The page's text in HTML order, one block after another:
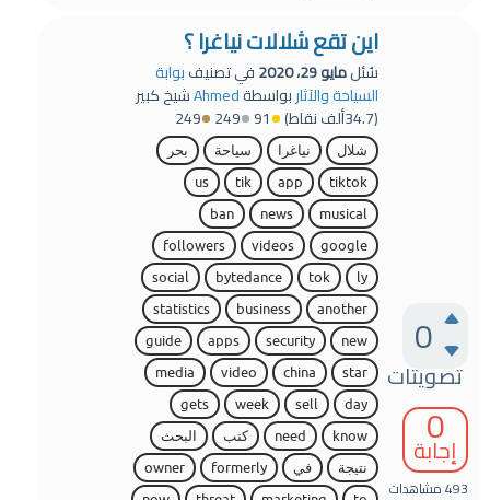
0
تصويتات
0
إجابة
493مشاهدات
اين تقع شلالات نياغرا ؟
سُئلمايو 29، 2020 في تصنيفبوابة
السياحة والآثاربواسطةAhmedشيخ كبير
(34.7ألف نقاط) 91
249
249
شلال نياغرا سياحة
بحر
tiktok
app
tik
us
musical
news
ban
google
videos
followers
ly
tok
bytedance
social
another
business
statistics
new
security
apps
guide
star
china
video
media
day
sell
week
gets
know
need كتب
البحث
نتيجة
في formerly
owner